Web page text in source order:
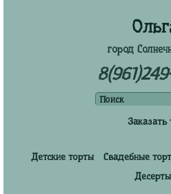
город
Заказать
Детские торты Свадебные
Десерты